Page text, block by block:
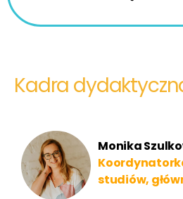
Kadra
Monika
studiów,